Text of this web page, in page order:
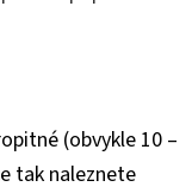
(obvykle 10 –
tak naleznete